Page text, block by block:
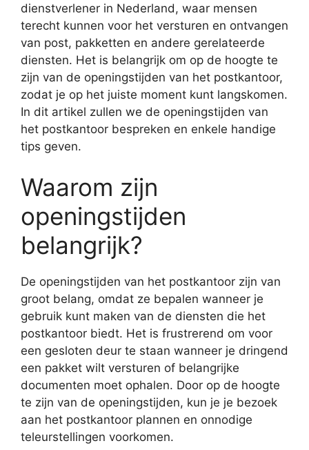
dienstverlener in Nederland, waar mensen
terecht kunnen voor het versturen en ontvangen
van post, pakketten en andere gerelateerde
diensten. Het is belangrijk om op de hoogte te
zijn van de openingstijden van het postkantoor,
zodat je op het juiste moment kunt langskomen.
In dit artikel zullen we de openingstijden van
het postkantoor bespreken en enkele handige
tips geven.
Waarom zijn
openingstijden
belangrijk?
De openingstijden van het postkantoor zijn van
groot belang, omdat ze bepalen wanneer je
gebruik kunt maken van de diensten die het
postkantoor biedt. Het is frustrerend om voor
een gesloten deur te staan wanneer je dringend
een pakket wilt versturen of belangrijke
documenten moet ophalen. Door op de hoogte
te zijn van de openingstijden, kun je je bezoek
aan het postkantoor plannen en onnodige
teleurstellingen voorkomen.